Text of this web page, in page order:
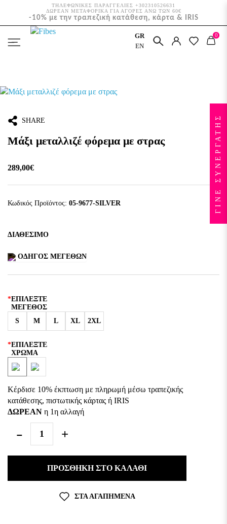
ΓΙΝΕ ΣΥΝΕΡΓΑΤΗΣ
ΤΗΛΕΦΩΝΙΚΕΣ ΠΑΡΑΓΓΕΛΙΕΣ +302310526631
ΔΩΡΕΑΝ ΜΕΤΑΦΟΡΙΚΑ ΓΙΑ ΑΓΟΡΕΣ ΑΝΩ ΤΩΝ 60€
-10% με την τραπεζική κατάθεση, κάρτα & IRIS
GR
EN
0
ΑΡΧΙΚΉ
ΜΆΞΙ ΜΕΤΑΛΛΙΖΈ ΦΌΡΕΜΑ ΜΕ ΣΤΡΑΣ
SHARE
Μάξι μεταλλιζέ φόρεμα με στρας
289,00€
Κωδικός Προϊόντος: 05-9677-SILVER
ΔΙΑΘΈΣΙΜΟ
ΟΔΗΓΌΣ ΜΕΓΕΘΏΝ
ΕΠΙΛΈΞΤΕ
ΜΈΓΕΘΟΣ
S
M L XL 2XL
ΕΠΙΛΈΞΤΕ
ΧΡΏΜΑ
Κέρδισε 10% έκπτωση με πληρωμή μέσω τραπεζικής
κατάθεσης, πιστωτικής κάρτας ή IRIS
ΔΩΡΕΑΝ η 1η αλλαγή
ΠΡΟΣΘΉΚΗ ΣΤΟ ΚΑΛΆΘΙ
ΣΤΑ ΑΓΑΠΗΜΈΝΑ